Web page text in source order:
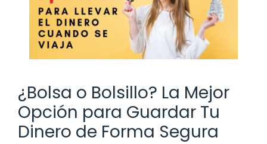
¿Bolsa o Bolsillo? La Mejor
Opción para Guardar Tu
Dinero de Forma Segura